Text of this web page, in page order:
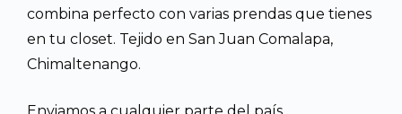
combina perfecto con varias prendas que tienes
en tu closet. Tejido en San Juan Comalapa,
Chimaltenango.